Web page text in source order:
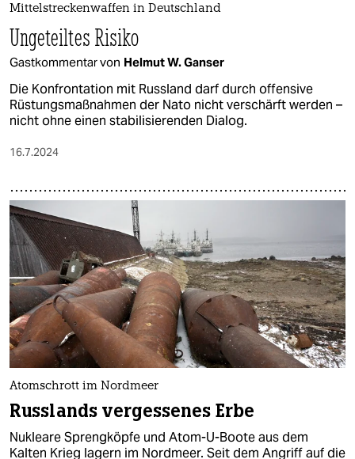
Mittelstreckenwaffen in Deutschland
Ungeteiltes Risiko
Gastkommentar von Helmut W. Ganser
Die Konfrontation mit Russland darf durch offensive
Rüstungsmaßnahmen der Nato nicht verschärft werden –
nicht ohne einen stabilisierenden Dialog.
16.7.2024
Atomschrott im Nordmeer
Russlands vergessenes Erbe
Nukleare Sprengköpfe und Atom-U-Boote aus dem
Kalten Krieg lagern im Nordmeer. Seit dem Angriff auf die